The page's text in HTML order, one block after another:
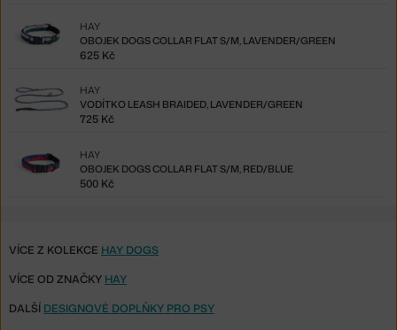
OBOJEK DOGS COLLAR FLAT S/M, LAVENDER/GREEN
HAY
625 Kč
VODÍTKO LEASH BRAIDED, LAVENDER/GREEN
HAY
725 Kč
OBOJEK DOGS COLLAR FLAT S/M, RED/BLUE
HAY
500 Kč
VÍCE Z KOLEKCE HAY DOGS
VÍCE OD ZNAČKY HAY
DALŠÍ DESIGNOVÉ DOPLŇKY PRO PSY